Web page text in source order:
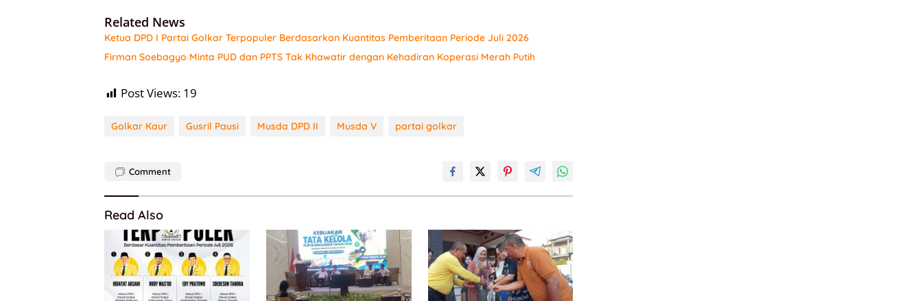
Related News
Ketua DPD I Partai Golkar Terpopuler Berdasarkan Kuantitas Pemberitaan Periode Juli 2026
Firman Soebagyo Minta PUD dan PPTS Tak Khawatir dengan Kehadiran Koperasi Merah Putih
Post Views: 19
Golkar Kaur Gusril Pausi Musda DPD II Musda V partai golkar
Comment
Read Also